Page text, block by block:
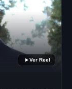
Ver Reel